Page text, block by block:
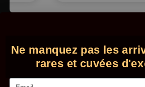
© 2026 - Comptoir des Millésimes. Tous
Mentions légales
CGV
Ne manquez pas les
rares et cuvées
Email